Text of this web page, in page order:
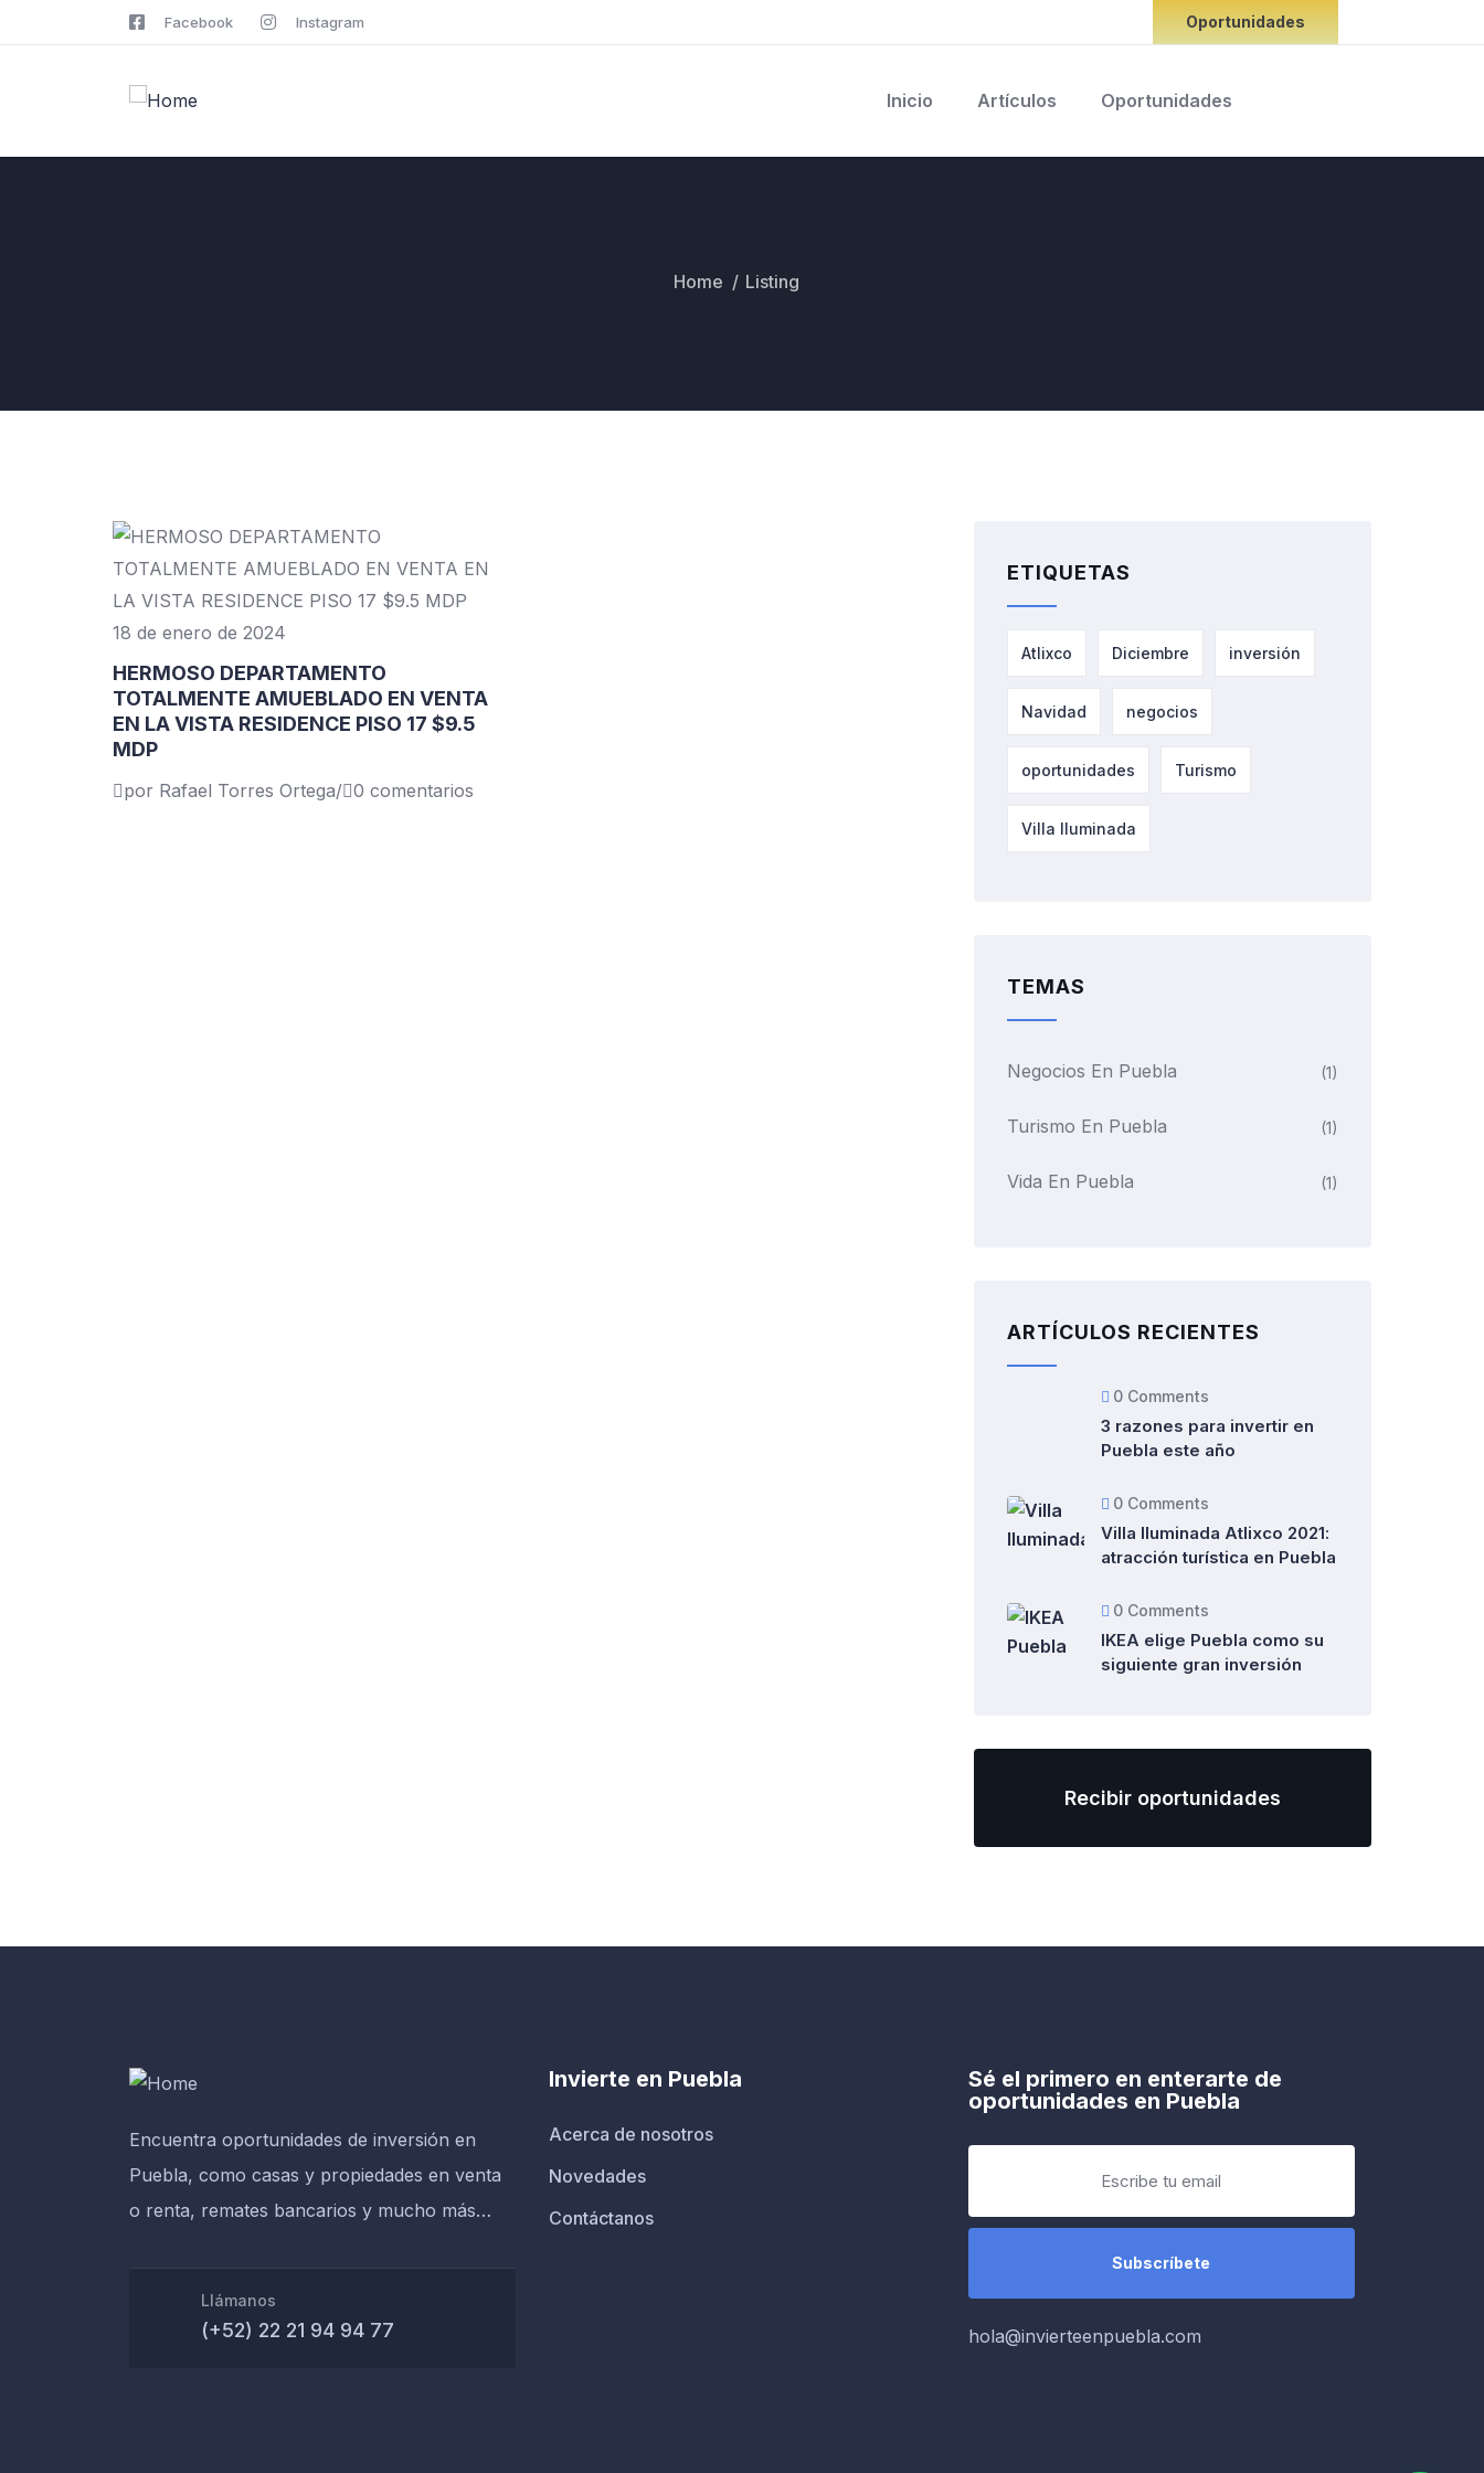
Facebook Instagram Oportunidades
Inicio Artículos Oportunidades
Home Listing
18 de enero de 2024
HERMOSO DEPARTAMENTO
TOTALMENTE AMUEBLADO EN VENTA
EN LA VISTA RESIDENCE PISO 17 $9.5
MDP
por Rafael Torres Ortega/ 0 comentarios
ETIQUETAS
Atlixco Diciembre inversión
Navidad negocios
oportunidades Turismo
Villa Iluminada
TEMAS
Negocios En Puebla (1)
Turismo En Puebla (1)
Vida En Puebla (1)
ARTÍCULOS RECIENTES
0 Comments
3 razones para invertir en
Puebla este año
0 Comments
Villa Iluminada Atlixco 2021:
atracción turística en Puebla
0 Comments
IKEA elige Puebla como su
siguiente gran inversión
Recibir oportunidades
Encuentra oportunidades de inversión en
Puebla, como casas y propiedades en venta
o renta, remates bancarios y mucho más…
Llámanos
(+52) 22 21 94 94 77
Invierte en Puebla
Acerca de nosotros
Novedades
Contáctanos
Sé el primero en enterarte de
oportunidades en Puebla
hola@invierteenpuebla.com